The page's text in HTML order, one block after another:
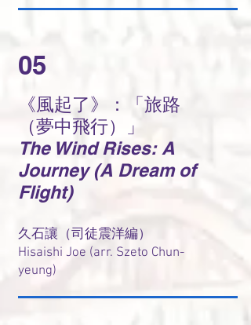
05
《風起了》：「旅路
（夢中飛行）」
The Wind Rises: A
Journey (A Dream of
Flight)
久石讓（司徒震洋編）
Hisaishi Joe (arr. Szeto Chun-
yeung)